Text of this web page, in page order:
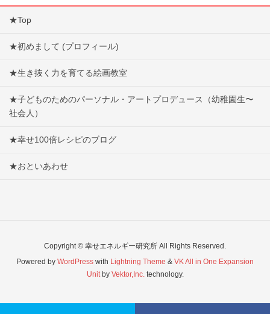
★Top
★初めまして (プロフィール)
★生き抜く力を育てる絵画教室
★子どものためのパーソナル・アートプロデュース（幼稚園生〜
社会人）
★幸せ100倍レシピのブログ
★おといあわせ
Copyright © 幸せエネルギー研究所 All Rights Reserved.
Powered by WordPress with Lightning Theme & VK All in One Expansion
Unitby Vektor,Inc. technology.